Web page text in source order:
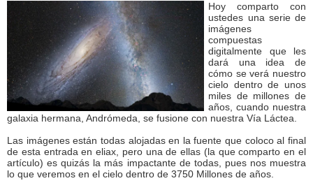
Hoy comparto con
ustedes una serie de
imágenes
compuestas
digitalmente que les
dará una idea de
cómo se verá nuestro
cielo dentro de unos
miles de millones de
años, cuando nuestra
galaxia hermana, Andrómeda, se fusione con nuestra Vía Láctea.
Las imágenes están todas alojadas en la fuente que coloco al final
de esta entrada en eliax, pero una de ellas (la que comparto en el
artículo) es quizás la más impactante de todas, pues nos muestra
lo que veremos en el cielo dentro de 3750 Millones de años.